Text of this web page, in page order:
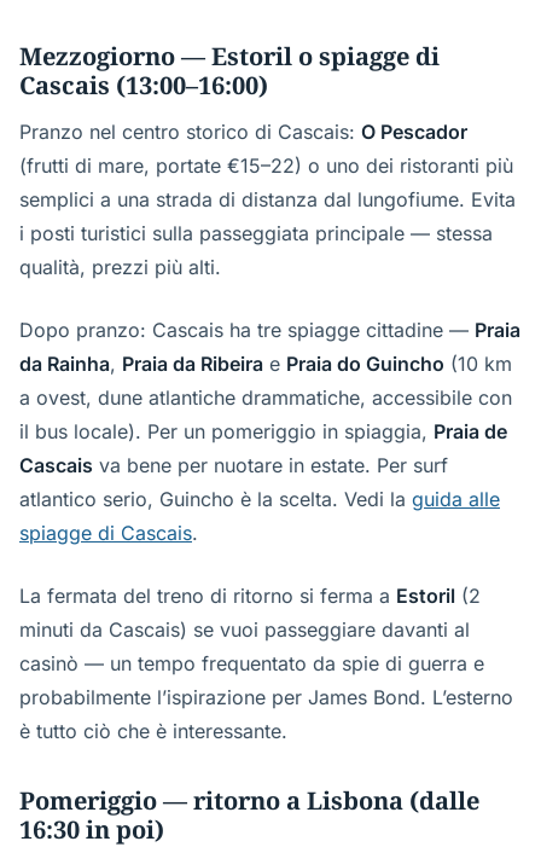
Mezzogiorno — Estoril o spiagge di
Cascais (13:00–16:00)
Pranzo nel centro storico di Cascais: O Pescador
(frutti di mare, portate €15–22) o uno dei ristoranti più
semplici a una strada di distanza dal lungofiume. Evita
i posti turistici sulla passeggiata principale — stessa
qualità, prezzi più alti.
Dopo pranzo: Cascais ha tre spiagge cittadine — Praia
da Rainha, Praia da Ribeira e Praia do Guincho (10 km
a ovest, dune atlantiche drammatiche, accessibile con
il bus locale). Per un pomeriggio in spiaggia, Praia de
Cascais va bene per nuotare in estate. Per surf
atlantico serio, Guincho è la scelta. Vedi la guida alle
spiagge di Cascais.
La fermata del treno di ritorno si ferma a Estoril (2
minuti da Cascais) se vuoi passeggiare davanti al
casinò — un tempo frequentato da spie di guerra e
probabilmente l’ispirazione per James Bond. L’esterno
è tutto ciò che è interessante.
Pomeriggio — ritorno a Lisbona (dalle
16:30 in poi)